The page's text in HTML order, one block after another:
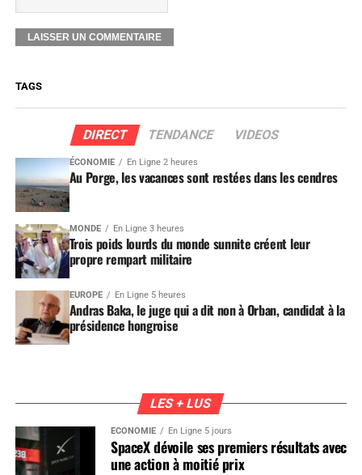
TAGS
DIRECT TENDANCE VIDEOS
ÉCONOMIE En Ligne 2 heures
Au Porge, les vacances sont restées dans les cendres
MONDE En Ligne 3 heures
Trois poids lourds du monde sunnite créent leur
propre rempart militaire
EUROPE En Ligne 5 heures
Andras Baka, le juge qui a dit non à Orban, candidat à la
présidence hongroise
LES + LUS
ÉCONOMIE En Ligne 5 jours
SpaceX dévoile ses premiers résultats avec
une action à moitié prix